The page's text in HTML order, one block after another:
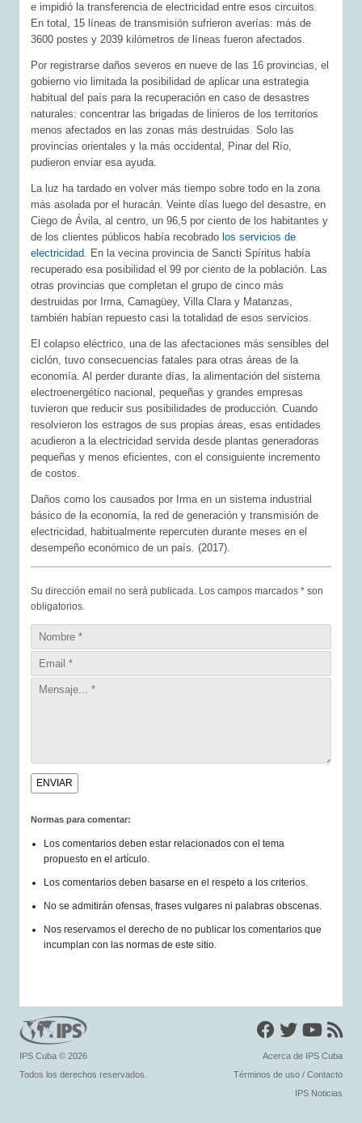
e impidió la transferencia de electricidad entre esos circuitos.
En total, 15 líneas de transmisión sufrieron averías: más de
3600 postes y 2039 kilómetros de líneas fueron afectados.
Por registrarse daños severos en nueve de las 16 provincias, el
gobierno vio limitada la posibilidad de aplicar una estrategia
habitual del país para la recuperación en caso de desastres
naturales: concentrar las brigadas de linieros de los territorios
menos afectados en las zonas más destruidas. Solo las
provincias orientales y la más occidental, Pinar del Río,
pudieron enviar esa ayuda.
La luz ha tardado en volver más tiempo sobre todo en la zona
más asolada por el huracán. Veinte días luego del desastre, en
Ciego de Ávila, al centro, un 96,5 por ciento de los habitantes y
de los clientes públicos había recobrado los servicios de
electricidad. En la vecina provincia de Sancti Spíritus había
recuperado esa posibilidad el 99 por ciento de la población. Las
otras provincias que completan el grupo de cinco más
destruidas por Irma, Camagüey, Villa Clara y Matanzas,
también habían repuesto casi la totalidad de esos servicios.
El colapso eléctrico, una de las afectaciones más sensibles del
ciclón, tuvo consecuencias fatales para otras áreas de la
economía. Al perder durante días, la alimentación del sistema
electroenergético nacional, pequeñas y grandes empresas
tuvieron que reducir sus posibilidades de producción. Cuando
resolvieron los estragos de sus propias áreas, esas entidades
acudieron a la electricidad servida desde plantas generadoras
pequeñas y menos eficientes, con el consiguiente incremento
de costos.
Daños como los causados por Irma en un sistema industrial
básico de la economía, la red de generación y transmisión de
electricidad, habitualmente repercuten durante meses en el
desempeño económico de un país. (2017).
Su dirección email no será publicada. Los campos marcados * son
obligatorios.
Normas para comentar:
Los comentarios deben estar relacionados con el tema
propuesto en el artículo.
Los comentarios deben basarse en el respeto a los criterios.
No se admitirán ofensas, frases vulgares ni palabras obscenas.
Nos reservamos el derecho de no publicar los comentarios que
incumplan con las normas de este sitio.
IPS Cuba © 2026
Acerca de IPS Cuba
Todos los derechos reservados.
Términos de uso / Contacto
IPS Noticias